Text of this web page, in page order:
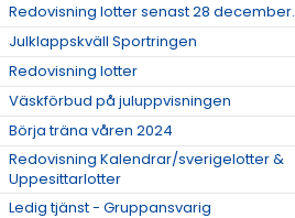
Redovisning lotter senast 28 december.
Julklappskväll Sportringen
Redovisning lotter
Väskförbud på juluppvisningen
Börja träna våren 2024
Redovisning Kalendrar/sverigelotter &
Uppesittarlotter
Ledig tjänst - Gruppansvarig